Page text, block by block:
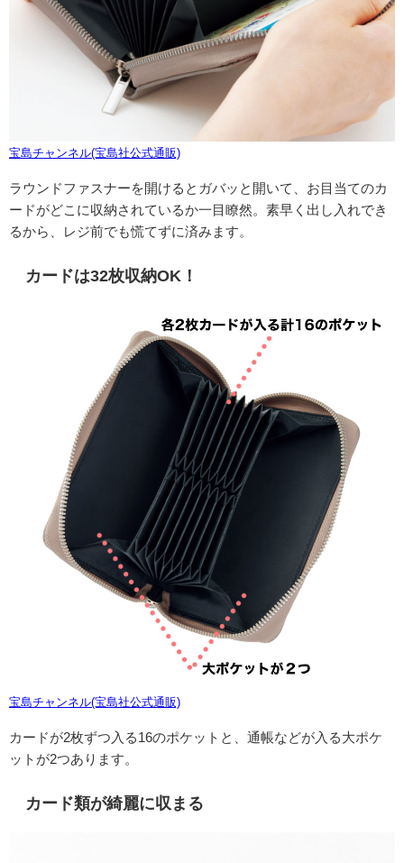
宝島チャンネル(宝島社公式通販)
ラウンドファスナーを開けるとガバッと開いて、お目当てのカ
ードがどこに収納されているか一目瞭然。素早く出し入れでき
るから、レジ前でも慌てずに済みます。
カードは32枚収納OK！
宝島チャンネル(宝島社公式通販)
カードが2枚ずつ入る16のポケットと、通帳などが入る大ポケ
ットが2つあります。
カード類が綺麗に収まる